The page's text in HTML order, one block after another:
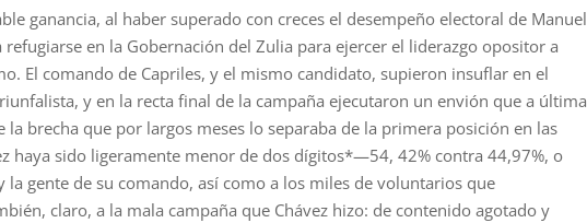
ganancia, al haber superado con creces el desempeño electoral de Manuel
en la Gobernación del Zulia para ejercer el liderazgo opositor a
El comando de Capriles, y el mismo candidato, supieron insuflar en el
y en la recta final de la campaña ejecutaron un envión que a última
brecha que por largos meses lo separaba de la primera posición en las
haya sido ligeramente menor de dos dígitos*—54, 42% contra 44,97%, o
gente de su comando, así como a los miles de voluntarios que
claro, a la mala campaña que Chávez hizo: de contenido agotado y